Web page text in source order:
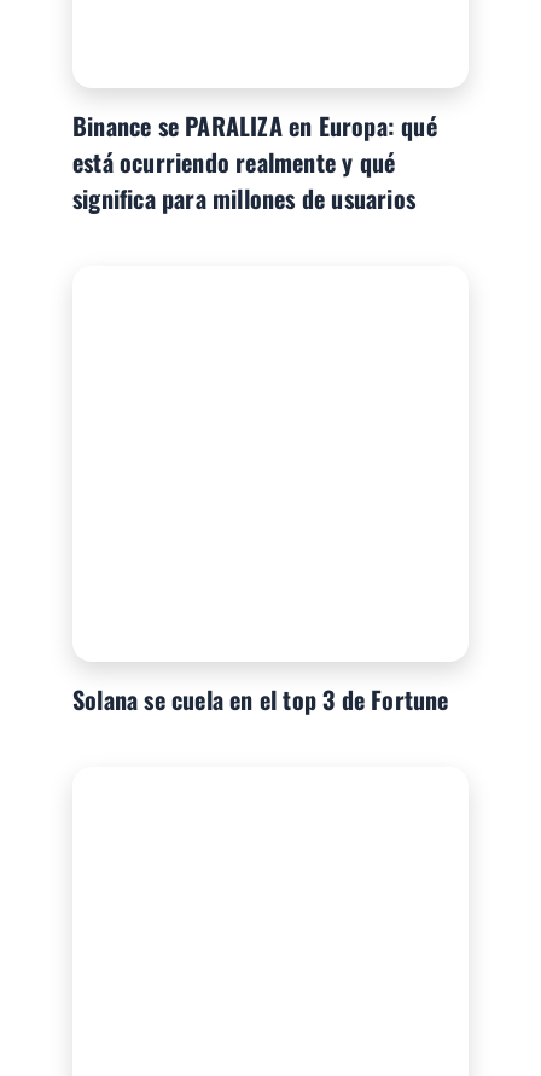
Binance se PARALIZA en Europa: qué
está ocurriendo realmente y qué
significa para millones de usuarios
Solana se cuela en el top 3 de Fortune